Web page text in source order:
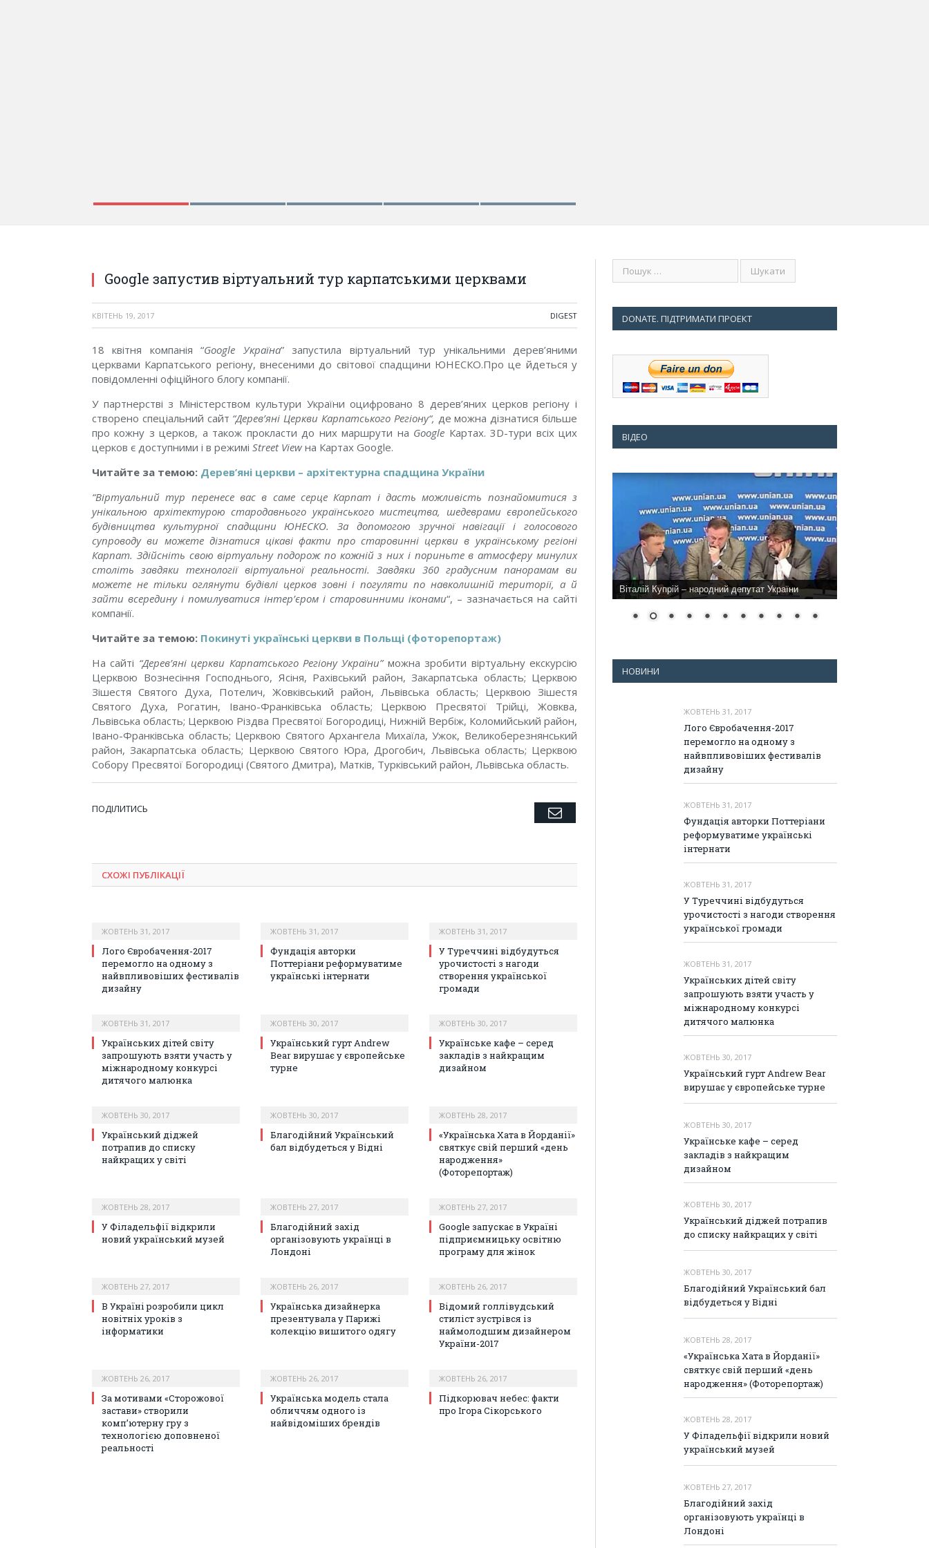
Google запустив віртуальний тур карпатськими церквами
КВІТЕНЬ 19, 2017 DIGEST
18 квітня компанія “Google Україна” запустила віртуальний тур унікальними дерев’яними
церквами Карпатського регіону, внесеними до світової спадщини ЮНЕСКО.Про це йдеться у
повідомленні офіційного блогу компанії.
У партнерстві з Міністерством культури Україниоцифровано 8 дерев’яних церков регіону і
створено спеціальний сайт “Дерев’яні Церкви Карпатського Регіону“, де можна дізнатися більше
про кожну з церков, а також прокласти до них маршрути на Google Картах. 3D-тури всіх цих
церков є доступними і в режимі Street View на Картах Google.
Читайте за темою: Дерев’яні церкви – архітектурна спадщина України
“Віртуальний тур перенесе вас в саме серце Карпат і дасть можливість познайомитися з
унікальною архітектурою стародавнього українського мистецтва, шедеврами європейського
будівництва культурної спадщини ЮНЕСКО. За допомогою зручної навігації і голосового
супроводу ви можете дізнатися цікаві факти про старовинні церкви в українському регіоні
Карпат. Здійсніть свою віртуальну подорож по кожній з них і пориньте в атмосферу минулих
століть завдяки технології віртуальної реальності. Завдяки 360 градусним панорамам ви
можете не тільки оглянути будівлі церков зовні і погуляти по навколишній території, а й
зайти всередину і помилуватися інтер’єром і старовинними іконами“, – зазначається на сайті
компанії.
Читайте за темою: Покинуті українські церкви в Польщі (фоторепортаж)
На сайті “Дерев’яні церкви Карпатського Регіону України” можна зробити віртуальну екскурсію
Церквою Вознесіння Господнього, Ясіня, Рахівський район, Закарпатська область; Церквою
Зішестя Святого Духа, Потелич, Жовківський район, Львівська область; Церквою Зішестя
Святого Духа, Рогатин, Івано-Франківська область; Церквою Пресвятої Трійці, Жовква,
Львівська область; Церквою Різдва Пресвятої Богородиці, Нижній Вербіж, Коломийський район,
Івано-Франківська область; Церквою Святого Архангела Михаїла, Ужок, Великоберезнянський
район, Закарпатська область; Церквою Святого Юра, Дрогобич, Львівська область; Церквою
Собору Пресвятої Богородиці (Святого Дмитра), Матків, Турківський район, Львівська область.
ПОДІЛИТИСЬ Twitter
Facebook
Google+
Pinterest
LinkedIn
TumblrEmail
СХОЖІ ПУБЛІКАЦІЇ
ЖОВТЕНЬ 31, 2017
Лого Євробачення-2017
перемогло на одному з
найвпливовіших фестивалів
дизайну
ЖОВТЕНЬ 31, 2017
Фундація авторки
Поттеріани реформуватиме
українські інтернати
ЖОВТЕНЬ 31, 2017
У Туреччині відбудуться
урочистості з нагоди
створення української
громади
ЖОВТЕНЬ 31, 2017
Українських дітей світу
запрошують взяти участь у
міжнародному конкурсі
дитячого малюнка
ЖОВТЕНЬ 30, 2017
Український гурт Andrew
Bear вирушає у європейське
турне
ЖОВТЕНЬ 30, 2017
Українське кафе – серед
закладів з найкращим
дизайном
ЖОВТЕНЬ 30, 2017
Український діджей
потрапив до списку
найкращих у світі
ЖОВТЕНЬ 30, 2017
Благодійний Український
бал відбудеться у Відні
ЖОВТЕНЬ 28, 2017
«Українська Хата в Йорданії»
святкує свій перший «день
народження»
(Фоторепортаж)
ЖОВТЕНЬ 28, 2017
У Філадельфії відкрили
новий український музей
ЖОВТЕНЬ 27, 2017
Благодійний захід
організовують українці в
Лондоні
ЖОВТЕНЬ 27, 2017
Google запускає в Україні
підприємницьку освітню
програму для жінок
ЖОВТЕНЬ 27, 2017
В Україні розробили цикл
новітніх уроків з
інформатики
ЖОВТЕНЬ 26, 2017
Українська дизайнерка
презентувала у Парижі
колекцію вишитого одягу
ЖОВТЕНЬ 26, 2017
Відомий голлівудський
стиліст зустрівся із
наймолодшим дизайнером
України-2017
ЖОВТЕНЬ 26, 2017
За мотивами «Сторожової
застави» створили
комп’ютерну гру з
технологією доповненої
реальності
ЖОВТЕНЬ 26, 2017
Українська модель стала
обличчям одного із
найвідоміших брендів
ЖОВТЕНЬ 26, 2017
Підкорювач небес: факти
про Ігора Сікорського
DONATE. ПІДТРИМАТИ ПРОЕКТ
ВІДЕО
Віталій Купрій – народний депутат України
НОВИНИ
ЖОВТЕНЬ 31, 2017
Лого Євробачення-2017
перемогло на одному з
найвпливовіших фестивалів
дизайну
ЖОВТЕНЬ 31, 2017
Фундація авторки Поттеріани
реформуватиме українські
інтернати
ЖОВТЕНЬ 31, 2017
У Туреччині відбудуться
урочистості з нагоди створення
української громади
ЖОВТЕНЬ 31, 2017
Українських дітей світу
запрошують взяти участь у
міжнародному конкурсі
дитячого малюнка
ЖОВТЕНЬ 30, 2017
Український гурт Andrew Bear
вирушає у європейське турне
ЖОВТЕНЬ 30, 2017
Українське кафе – серед
закладів з найкращим
дизайном
ЖОВТЕНЬ 30, 2017
Український діджей потрапив
до списку найкращих у світі
ЖОВТЕНЬ 30, 2017
Благодійний Український бал
відбудеться у Відні
ЖОВТЕНЬ 28, 2017
«Українська Хата в Йорданії»
святкує свій перший «день
народження» (Фоторепортаж)
ЖОВТЕНЬ 28, 2017
У Філадельфії відкрили новий
український музей
ЖОВТЕНЬ 27, 2017
Благодійний захід
організовують українці в
Лондоні